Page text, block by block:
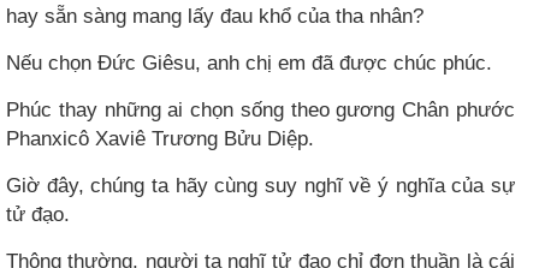
hay sẵn sàng mang lấy đau khổ của tha nhân?
Nếu chọn Đức Giêsu, anh chị em đã được chúc phúc.
Phúc thay những ai chọn sống theo gương Chân phước
Phanxicô Xaviê Trương Bửu Diệp.
Giờ đây, chúng ta hãy cùng suy nghĩ về ý nghĩa của sự
tử đạo.
Thông thường, người ta nghĩ tử đạo chỉ đơn thuần là cái